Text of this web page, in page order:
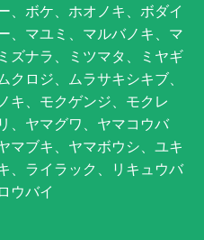
、ボケ、ホオノキ、ボダイ
、マユミ、マルバノキ、マ
ズナラ、ミツマタ、ミヤギ
ロジ、ムラサキシキブ、
キ、モクゲンジ、モクレ
、ヤマグワ、ヤマコウバ
マブキ、ヤマボウシ、ユキ
、ライラック、リキュウバ
ウバイ